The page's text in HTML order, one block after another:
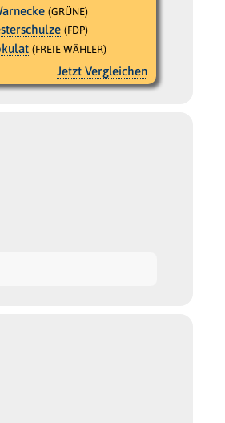
(GRÜNE)
(FDP)
(FREIE WÄHLER)
Jetzt Vergleichen